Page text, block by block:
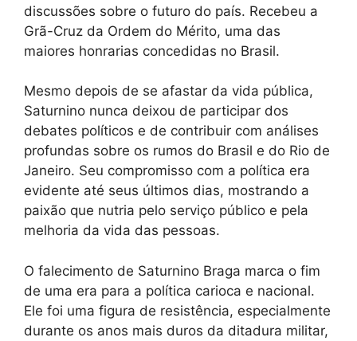
discussões sobre o futuro do país. Recebeu a
Grã-Cruz da Ordem do Mérito, uma das
maiores honrarias concedidas no Brasil.
Mesmo depois de se afastar da vida pública,
Saturnino nunca deixou de participar dos
debates políticos e de contribuir com análises
profundas sobre os rumos do Brasil e do Rio de
Janeiro. Seu compromisso com a política era
evidente até seus últimos dias, mostrando a
paixão que nutria pelo serviço público e pela
melhoria da vida das pessoas.
O falecimento de Saturnino Braga marca o fim
de uma era para a política carioca e nacional.
Ele foi uma figura de resistência, especialmente
durante os anos mais duros da ditadura militar,